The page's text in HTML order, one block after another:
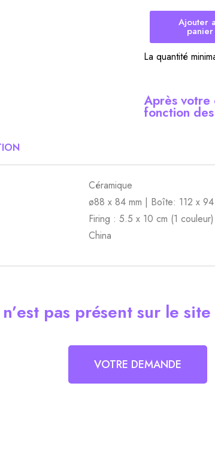
Ajouter
panier
La quantité
Après votre
fonction
Céramique
ø88 x 84 mm | Boîte: 112 x 94
Firing : 5.5 x 10 cm (1 couleur)
China
pas présent sur le
VOTRE DEMANDE